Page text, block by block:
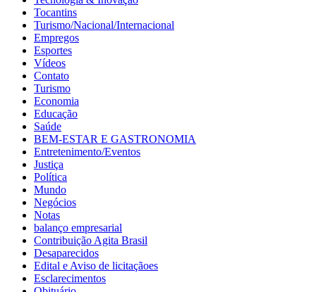
Tocantins
Turismo/Nacional/Internacional
Empregos
Esportes
Vídeos
Contato
Turismo
Economia
Educação
Saúde
BEM-ESTAR E GASTRONOMIA
Entretenimento/Eventos
Justiça
Política
Mundo
Negócios
Notas
balanço empresarial
Contribuição Agita Brasil
Desaparecidos
Edital e Aviso de licitaçãoes
Esclarecimentos